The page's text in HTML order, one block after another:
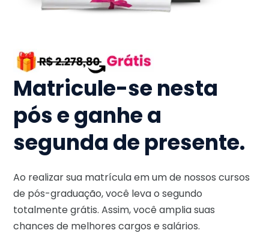
Matricule-se nesta
pós e ganhe a
segunda de presente.
Ao realizar sua matrícula em um de nossos cursos
de pós-graduação, você leva o segundo
totalmente grátis. Assim, você amplia suas
chances de melhores cargos e salários.